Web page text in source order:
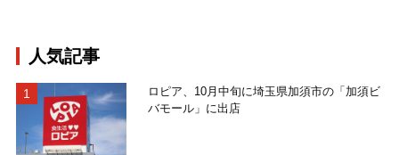
人気記事
ロピア、10月中旬に埼玉県加須市の「加須ビ
バモール」に出店